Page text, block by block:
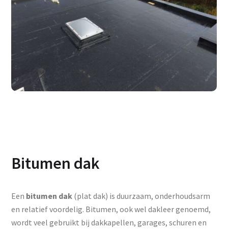
Bitumen dak
Een bitumen dak (plat dak) is duurzaam, onderhoudsarm
en relatief voordelig. Bitumen, ook wel dakleer genoemd,
wordt veel gebruikt bij dakkapellen, garages, schuren en